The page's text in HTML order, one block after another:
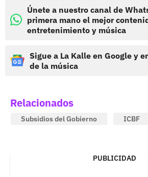
Únete a nuestro canal de
primera mano el mejor
entretenimiento y música
Sigue a La Kalle en Google y
de la música
Relacionados
Subsidios del Gobierno ICBF
PUBLICIDAD